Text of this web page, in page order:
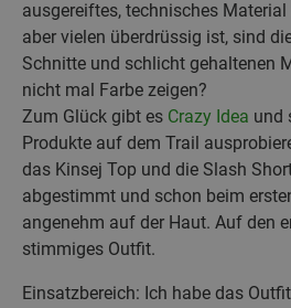
ausgereiftes, technisches
aber vielen überdrüssig ist, sind
Schnitte und schlicht gehaltenen
nicht mal Farbe zeigen?
Zum Glück gibt es Crazy Idea und
Produkte auf dem Trail
das Kinsej Top und die Slash
abgestimmt und schon beim
angenehm auf der Haut. Auf den
stimmiges Outfit.
Einsatzbereich: Ich habe das